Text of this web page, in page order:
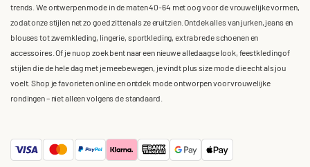
trends. We ontwerpen mode in de maten 40-64 met oog voor de vrouwelijke vormen,
zodat onze stijlen net zo goed zitten als ze eruitzien. Ontdek alles van jurken, jeans en
blouses tot zwemkleding, lingerie, sportkleding, extra brede schoenen en
accessoires. Of je nu op zoek bent naar een nieuwe alledaagse look, feestkleding of
stijlen die de hele dag met je meebewegen, je vindt plus size mode die echt als jou
voelt. Shop je favorieten online en ontdek mode ontworpen voor vrouwelijke
rondingen – niet alleen volgens de standaard.